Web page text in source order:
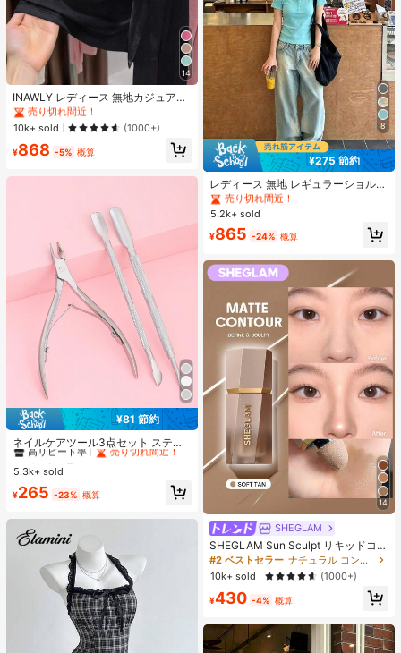
14
INAWLY レディース 無地カジュアル
薄手カーディガン、春夏用
#1 ベストセラー
売り切れ間近！
#1 ベストセラー
売り切れ間近！
#1 ベストセラー
売り切れ間近！
#1 ベストセラー
売り切れ間近！
10k+ sold (1000+)
¥868 -5% 概算
¥81 節約
ネイルケアツール3点セット ステン
レス製ネイルはさみ、キューティク
ルプッシャー&リムーバー、ネイル
ートツール、入学準備、ネイル、プ
#1 ベストセラー
シルバー ネイルアートアクセサリー
高リピート率
売り切れ間近！
#1 ベストセラー
シルバー ネイルアートアクセサリー
高リピート率
#1 ベストセラー
シルバー ネイルアートアクセサリー
高リピート率
#1 ベストセラー
売り切れ間近！
5.3k+ sold
¥265 -23% 概算
8
¥275 節約
レディース 無地 レギュラーショルダ
ー 半袖Tシャツ ラウンドネック スリ
ムフィット 美シルエット 伸縮性 軽
量 通気性 快適 夏用 万能 オールマッ
チ トップス
#2 ベストセラー
に 柔らかい 女性用トップス、ブラウス、Tシャツ
売り切れ間近！
#2 ベストセラー
売り切れ間近！
#2 ベストセラー
売り切れ間近！
#2 ベストセラー
に 柔らかい 女性用トップス、ブラウス、Tシャツ
5.2k+ sold
¥865 -24% 概算
14
SHEGLAM
SHEGLAM Sun Sculpt リキッドコン
ター-Soft Tan ノーズシャドウ シェ
ーディング 女性と女の子のためのブ
ランドビューティーコスメメイクア
ップ
#2 ベストセラー
ナチュラル コントゥア＆ブロンザー
10k+ sold
(1000+)
¥430 -4% 概算